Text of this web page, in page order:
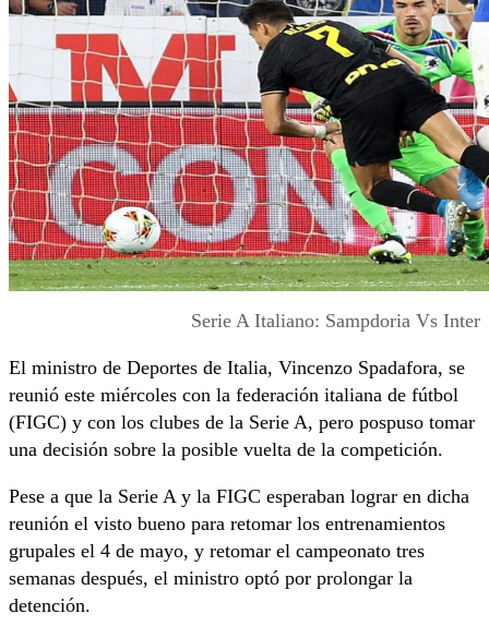
Serie A Italiano: Sampdoria Vs Inter
El ministro de Deportes de Italia, Vincenzo Spadafora, se
reunió este miércoles con la federación italiana de fútbol
(FIGC) y con los clubes de la Serie A, pero pospuso tomar
una decisión sobre la posible vuelta de la competición.
Pese a que la Serie A y la FIGC esperaban lograr en dicha
reunión el visto bueno para retomar los entrenamientos
grupales el 4 de mayo, y retomar el campeonato tres
semanas después, el ministro optó por prolongar la
detención.